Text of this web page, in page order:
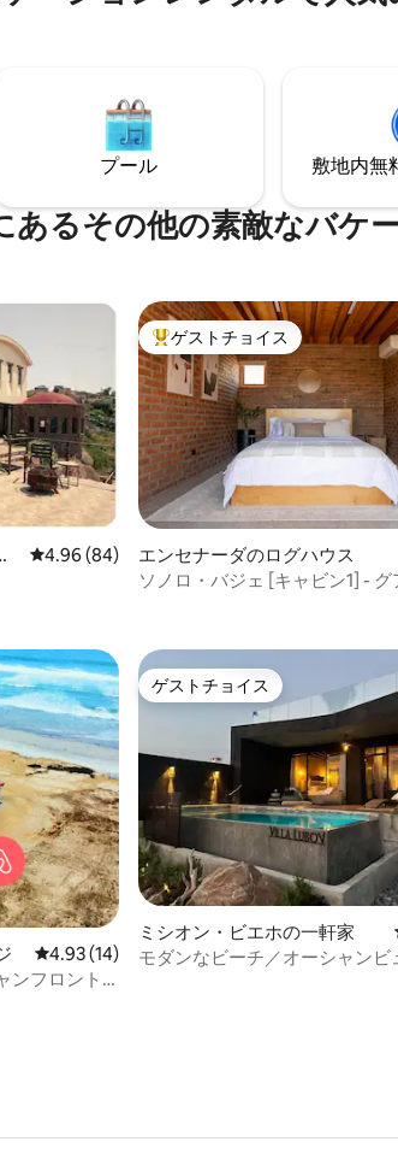
ものはすべ
中無休のセ
ストラン、
1マイル）
うなキャノピーベッド、居心地
て、海のパノラマビュー、クイ
ドのブランコ、バースツールの
けの乾杯を楽しんだりしてみて
い。コミュニティの階段を下り
気のないビーチへのアクセスが
潮時には数マイル歩くことがで
プール 敷地内無
るその他の素敵なバケ
レビュー84件、5つ星中4.96つ星の平均評価
4.96 (84)
大好評のゲストチョイスです。
ゲストチョイス
エンセナーダのログハウス
ソノロ・バジェ [キャビン1] - グ
価
レビュー14件、5つ星中4.93つ星の平均評価
4.93 (14)
ンフロント
ゲストチョイス
ゲストチョイス
ミシオン・ビエホの一軒家
モダンなビーチ／オーシャンビ